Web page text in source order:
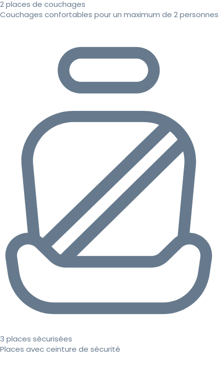
2 places de couchages
Couchages confortables pour un maximum de 2 personnes
3 places sécurisées
Places avec ceinture de sécurité